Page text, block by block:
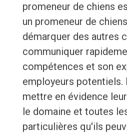
promeneur de chiens
un promeneur de
démarquer des autres
communiquer
compétences et son
employeurs potentiels.
mettre en évidence
le domaine et toutes
particulières qu'ils